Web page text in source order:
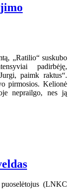
„Ratilio“ suskubo
padirbėję,
paimk raktus“.
pirmosios. Kelionė
neprailgo, nes ją